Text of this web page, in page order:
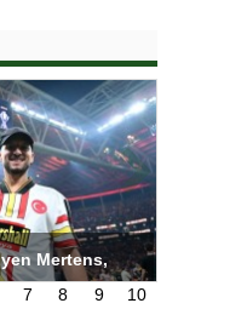
Gururlandırdı
7 8 9 10